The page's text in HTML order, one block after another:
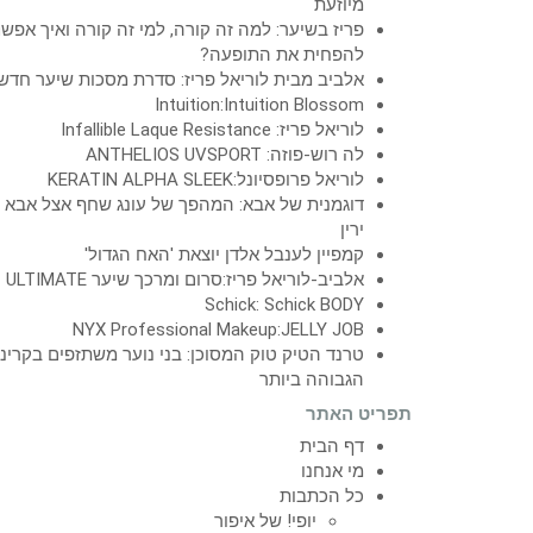
מיוזעת
פריז בשיער: למה זה קורה, למי זה קורה ואיך
להפחית את התופעה?
אלביב מבית לוריאל פריז: סדרת מסכות שיער
Intuition:Intuition Blossom
לוריאל פריז: Infallible Laque Resistance
לה רוש-פוזה: ANTHELIOS UVSPORT
לוריאל פרופסיונל:KERATIN ALPHA SLEEK
דוגמנית של אבא: המהפך של עונג שחף אצל אבא
ירין
קמפיין לענבל אלדן יוצאת 'האח הגדול'
אלביב-לוריאל פריז:סרום ומרכך שיער ULTIMATE
Schick: Schick BODY
NYX Professional Makeup:JELLY JOB
טרנד הטיק טוק המסוכן: בני נוער משתזפים
הגבוהה ביותר
תפריט האתר
דף הבית
מי אנחנו
כל הכתבות
יופי! של איפור